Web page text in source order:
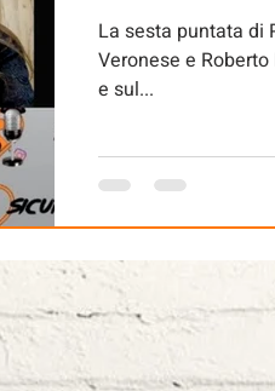
La sesta puntata di
Veronese e
e sul...